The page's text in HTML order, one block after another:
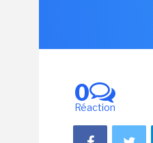
0
Réaction